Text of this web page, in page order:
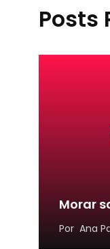
Posts
Morar
Por Ana